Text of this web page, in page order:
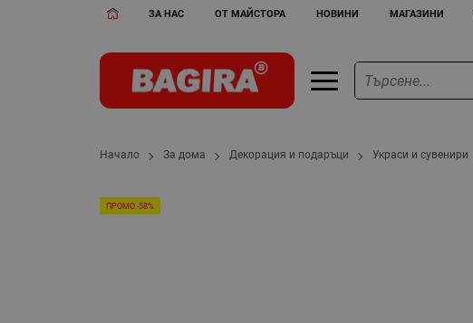
ЗА НАС ОТ МАЙСТОРА НОВИНИ МАГАЗИНИ
Начало За дома Декорация и подаръци Украси и сувенири
ПРОМО -58%